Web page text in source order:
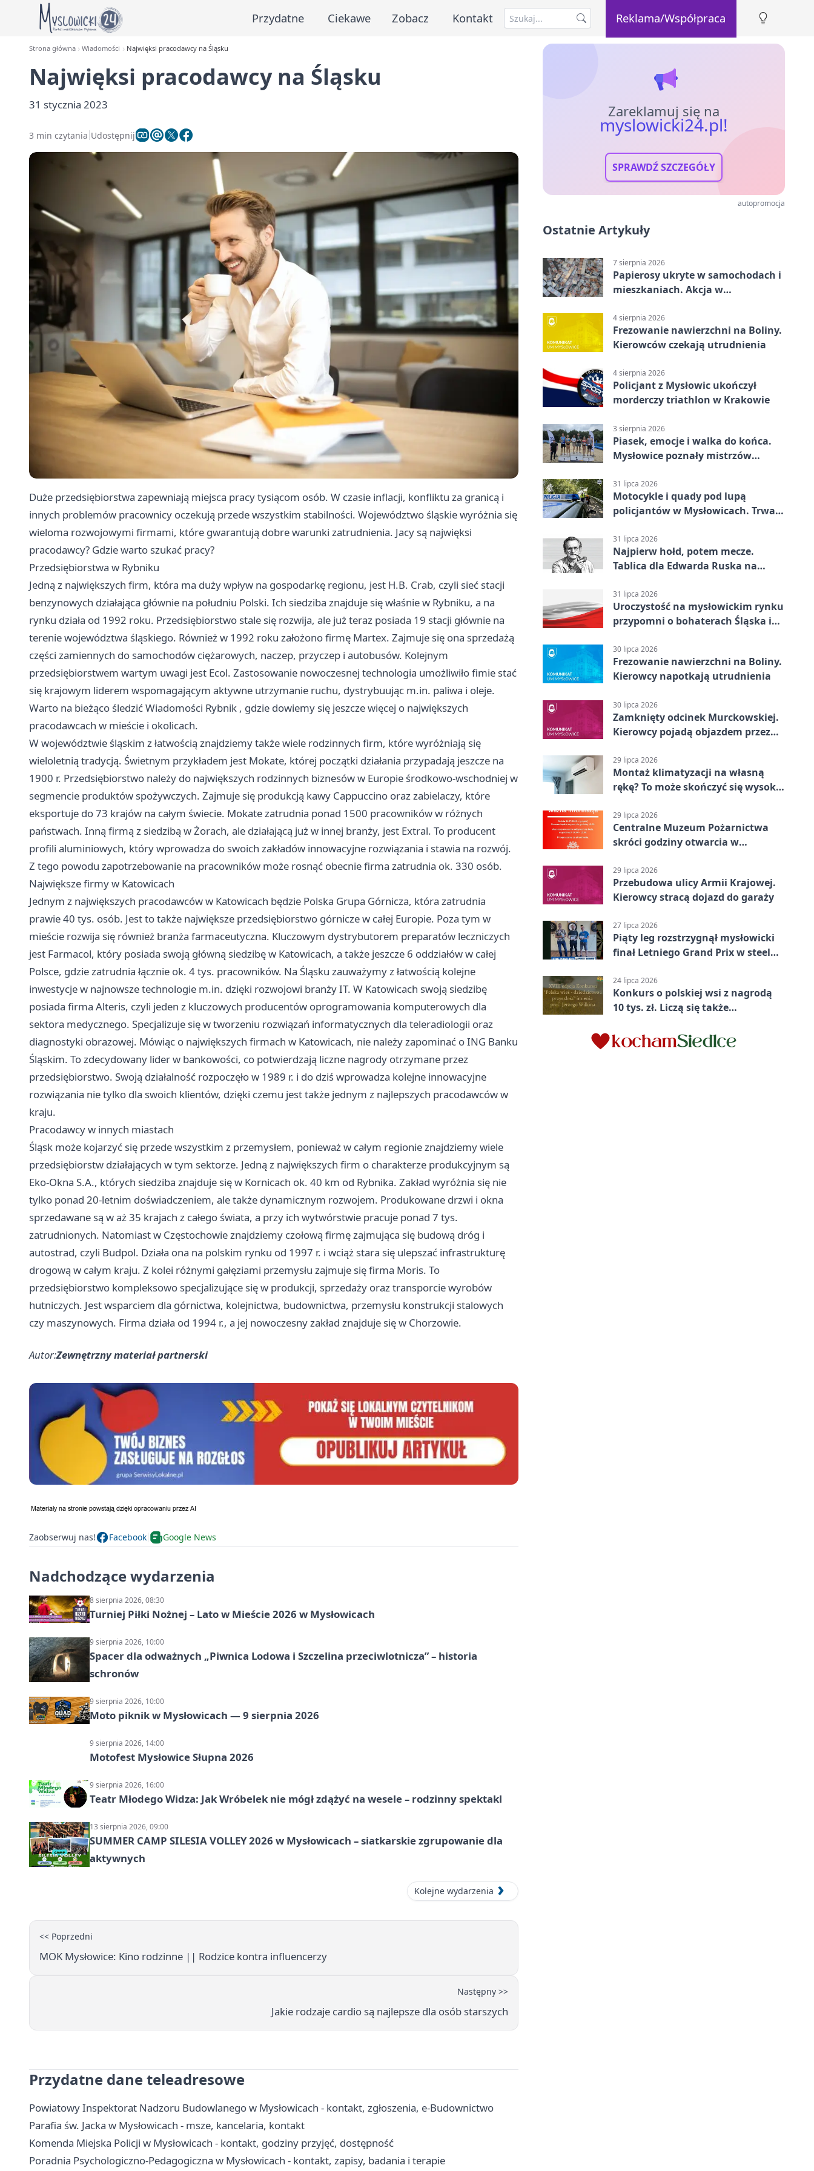
Przydatne Ciekawe Zobacz Kontakt Reklama/Współpraca
Strona główna Wiadomości Najwięksi pracodawcy na Śląsku
Najwięksi pracodawcy na Śląsku
31 stycznia 2023
3 min czytania Udostępnij
Duże przedsiębiorstwa zapewniają miejsca pracy tysiącom osób. W czasie inflacji, konfliktu za granicą i
innych problemów pracownicy oczekują przede wszystkim stabilności. Województwo śląskie wyróżnia się
wieloma rozwojowymi firmami, które gwarantują dobre warunki zatrudnienia. Jacy są najwięksi
pracodawcy? Gdzie warto szukać pracy?
Przedsiębiorstwa w Rybniku
Jedną z największych firm, która ma duży wpływ na gospodarkę regionu, jest H.B. Crab, czyli sieć stacji
benzynowych działająca głównie na południu Polski. Ich siedziba znajduje się właśnie w Rybniku, a na
rynku działa od 1992 roku. Przedsiębiorstwo stale się rozwija, ale już teraz posiada 19 stacji głównie na
terenie województwa śląskiego. Również w 1992 roku założono firmę Martex. Zajmuje się ona sprzedażą
części zamiennych do samochodów ciężarowych, naczep, przyczep i autobusów. Kolejnym
przedsiębiorstwem wartym uwagi jest Ecol. Zastosowanie nowoczesnej technologia umożliwiło fimie stać
się krajowym liderem wspomagającym aktywne utrzymanie ruchu, dystrybuując m.in. paliwa i oleje.
Warto na bieżąco śledzićWiadomości Rybnik , gdzie dowiemy się jeszcze więcej o największych
pracodawcach w mieście i okolicach.
W województwie śląskim z łatwością znajdziemy także wiele rodzinnych firm, które wyróżniają się
wieloletnią tradycją. Świetnym przykładem jest Mokate, której początki działania przypadają jeszcze na
1900 r. Przedsiębiorstwo należy do największych rodzinnych biznesów w Europie środkowo-wschodniej w
segmencie produktów spożywczych. Zajmuje się produkcją kawy Cappuccino oraz zabielaczy, które
eksportuje do 73 krajów na całym świecie. Mokate zatrudnia ponad 1500 pracowników w różnych
państwach. Inną firmą z siedzibą w Żorach, ale działającą już w innej branży, jest Extral. To producent
profili aluminiowych, który wprowadza do swoich zakładów innowacyjne rozwiązania i stawia na rozwój.
Z tego powodu zapotrzebowanie na pracowników może rosnąć obecnie firma zatrudnia ok. 330 osób.
Największe firmy w Katowicach
Jednym z największych pracodawców w Katowicach będzie Polska Grupa Górnicza, która zatrudnia
prawie 40 tys. osób. Jest to także największe przedsiębiorstwo górnicze w całej Europie. Poza tym w
mieście rozwija się również branża farmaceutyczna. Kluczowym dystrybutorem preparatów leczniczych
jest Farmacol, który posiada swoją główną siedzibę w Katowicach, a także jeszcze 6 oddziałów w całej
Polsce, gdzie zatrudnia łącznie ok. 4 tys. pracowników. Na Śląsku zauważymy z łatwością kolejne
inwestycje w najnowsze technologie m.in. dzięki rozwojowi branży IT. W Katowicach swoją siedzibę
posiada firma Alteris, czyli jeden z kluczowych producentów oprogramowania komputerowych dla
sektora medycznego. Specjalizuje się w tworzeniu rozwiązań informatycznych dla teleradiologii oraz
diagnostyki obrazowej. Mówiąc o największych firmach w Katowicach, nie należy zapominać o ING Banku
Śląskim. To zdecydowany lider w bankowości, co potwierdzają liczne nagrody otrzymane przez
przedsiębiorstwo. Swoją działalność rozpoczęło w 1989 r. i do dziś wprowadza kolejne innowacyjne
rozwiązania nie tylko dla swoich klientów, dzięki czemu jest także jednym z najlepszych pracodawców w
kraju.
Pracodawcy w innych miastach
Śląsk może kojarzyć się przede wszystkim z przemysłem, ponieważ w całym regionie znajdziemy wiele
przedsiębiorstw działających w tym sektorze. Jedną z największych firm o charakterze produkcyjnym są
Eko-Okna S.A., których siedziba znajduje się w Kornicach ok. 40 km od Rybnika. Zakład wyróżnia się nie
tylko ponad 20-letnim doświadczeniem, ale także dynamicznym rozwojem. Produkowane drzwi i okna
sprzedawane są w aż 35 krajach z całego świata, a przy ich wytwórstwie pracuje ponad 7 tys.
zatrudnionych. Natomiast w Częstochowie znajdziemy czołową firmę zajmująca się budową dróg i
autostrad, czyli Budpol. Działa ona na polskim rynku od 1997 r. i wciąż stara się ulepszać infrastrukturę
drogową w całym kraju. Z kolei różnymi gałęziami przemysłu zajmuje się firma Moris. To
przedsiębiorstwo kompleksowo specjalizujące się w produkcji, sprzedaży oraz transporcie wyrobów
hutniczych. Jest wsparciem dla górnictwa, kolejnictwa, budownictwa, przemysłu konstrukcji stalowych
czy maszynowych. Firma działa od 1994 r., a jej nowoczesny zakład znajduje się w Chorzowie.
Autor:Zewnętrzny materiał partnerski
Zaobserwuj nas! Facebook Google News
Nadchodzące wydarzenia
8 sierpnia 2026, 08:30
Turniej Piłki Nożnej – Lato w Mieście 2026 w Mysłowicach
9 sierpnia 2026, 10:00
Spacer dla odważnych „Piwnica Lodowa i Szczelina przeciwlotnicza” – historia
schronów
9 sierpnia 2026, 10:00
Moto piknik w Mysłowicach — 9 sierpnia 2026
9 sierpnia 2026, 14:00
Motofest Mysłowice Słupna 2026
9 sierpnia 2026, 16:00
Teatr Młodego Widza: Jak Wróbelek nie mógł zdążyć na wesele – rodzinny spektakl
13 sierpnia 2026, 09:00
SUMMER CAMP SILESIA VOLLEY 2026 w Mysłowicach – siatkarskie zgrupowanie dla
aktywnych
Kolejne wydarzenia
<< Poprzedni
MOK Mysłowice: Kino rodzinne || Rodzice kontra influencerzy
Następny >>
Jakie rodzaje cardio są najlepsze dla osób starszych
Przydatne dane teleadresowe
Powiatowy Inspektorat Nadzoru Budowlanego w Mysłowicach - kontakt, zgłoszenia, e-Budownictwo
Parafia św. Jacka w Mysłowicach - msze, kancelaria, kontakt
Komenda Miejska Policji w Mysłowicach - kontakt, godziny przyjęć, dostępność
Poradnia Psychologiczno-Pedagogiczna w Mysłowicach - kontakt, zapisy, badania i terapie
Zareklamuj się na
myslowicki24.pl!
SPRAWDŹ SZCZEGÓŁY
autopromocja
Ostatnie Artykuły
7 sierpnia 2026
Papierosy ukryte w samochodach i
mieszkaniach. Akcja w
4 sierpnia 2026
Frezowanie nawierzchni na Boliny.
Kierowców czekają utrudnienia
4 sierpnia 2026
Policjant z Mysłowic ukończył
morderczy triathlon w Krakowie
3 sierpnia 2026
Piasek, emocje i walka do końca.
Mysłowice poznały mistrzów
31 lipca 2026
Motocykle i quady pod lupą
policjantów w Mysłowicach. Trwa
31 lipca 2026
Najpierw hołd, potem mecze.
Tablica dla Edwarda Ruska na
31 lipca 2026
Uroczystość na mysłowickim rynku
przypomni o bohaterach Śląska i
30 lipca 2026
Frezowanie nawierzchni na Boliny.
Kierowcy napotkają utrudnienia
30 lipca 2026
Zamknięty odcinek Murckowskiej.
Kierowcy pojadą objazdem przez
29 lipca 2026
Montaż klimatyzacji na własną
rękę? To może skończyć się wysoką
29 lipca 2026
Centralne Muzeum Pożarnictwa
skróci godziny otwarcia w
29 lipca 2026
Przebudowa ulicy Armii Krajowej.
Kierowcy stracą dojazd do garaży
27 lipca 2026
Piąty leg rozstrzygnął mysłowicki
finał Letniego Grand Prix w steel
24 lipca 2026
Konkurs o polskiej wsi z nagrodą
10 tys. zł. Liczą się także